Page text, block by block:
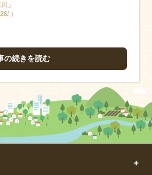
」
）
の続きを読む